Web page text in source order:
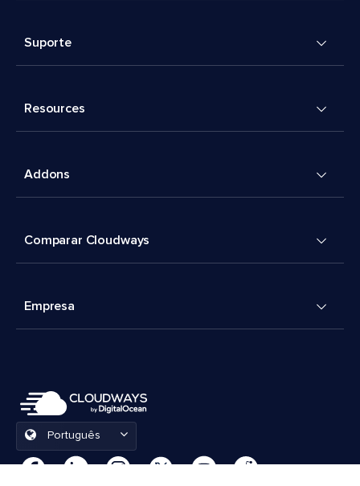
Suporte
Resources
Addons
Comparar Cloudways
Empresa
Português